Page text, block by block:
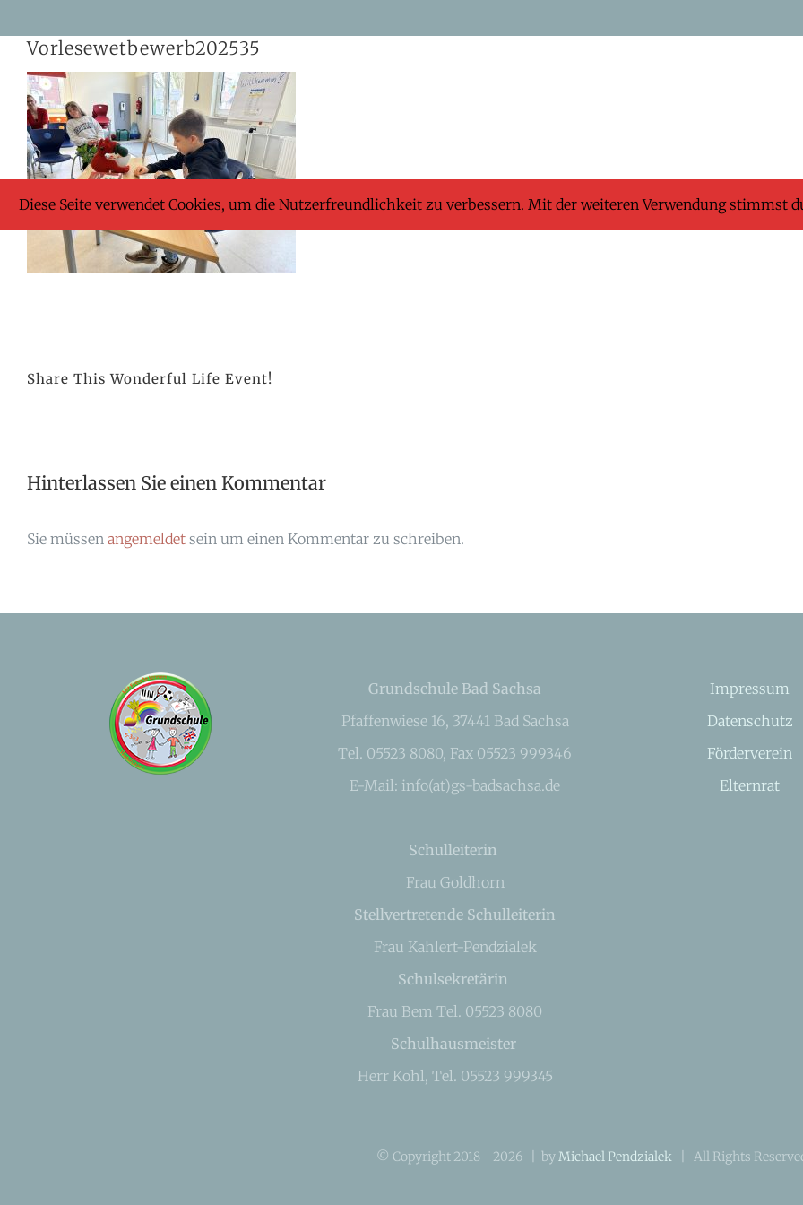
content
Vorlesewetbewerb202535
Share This Wonderful Life Event!
Hinterlassen Sie einen Kommentar
Sie müssen angemeldet sein um einen Kommentar zu schreiben.
Grundschule Bad Sachsa
Pfaffenwiese 16, 37441 Bad Sachsa
Tel. 05523 8080, Fax 05523 999346
E-Mail: info(at)gs-badsachsa.de
Schulleiterin
Frau Goldhorn
Stellvertretende Schulleiterin
Frau Kahlert-Pendzialek
Schulsekretärin
Frau Bem Tel. 05523 8080
Schulhausmeister
Herr Kohl, Tel. 05523 999345
Impressum
Datenschutz
Förderverein
Elternrat
© Copyright 2018 - 2026 | byMichael Pendzialek| All Rights
Diese Seite verwendet Cookies, um die Nutzerfreundlichkeit zu verbessern. Mit der weiteren Verwendung stimmst